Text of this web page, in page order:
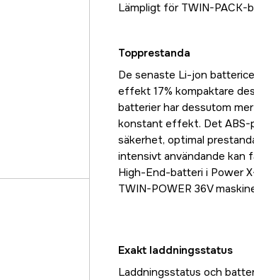
Lämpligt för TWIN-PACK-
Topprestanda
De senaste Li-jon
effekt 17% kompaktare
batterier har dessutom
konstant effekt. Det ABS-
säkerhet, optimal
intensivt användande kan
High-End-batteri i Power
TWIN-POWER 36V
Exakt laddningsstatus
Laddningsstatus och